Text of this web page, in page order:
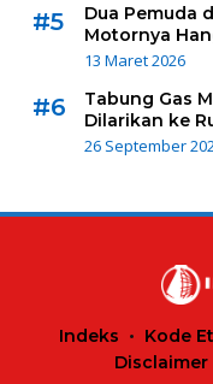
#5
Dua Pemuda
Motornya
13 Maret 2026
#6
Tabung Gas
Dilarikan ke
26 September
Indeks Kode
Disclaimer